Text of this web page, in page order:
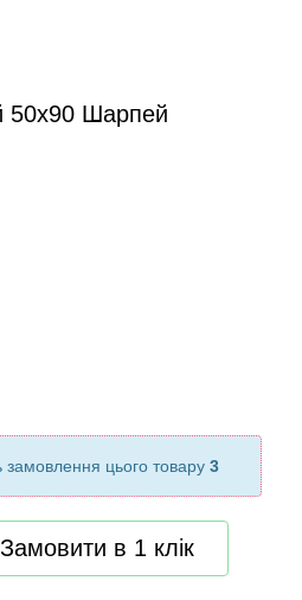
50х90 Шарпей
замовлення цього товару 3
Замовити в 1 клік